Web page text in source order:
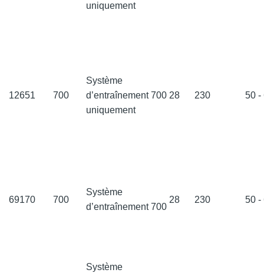
uniquement
12651 700
Système
d’entraînement 700
uniquement
28 230 50
69170 700
Système
d’entraînement 700
28 230 50
Système